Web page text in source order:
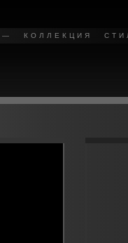
КОЛЛЕКЦИЯ